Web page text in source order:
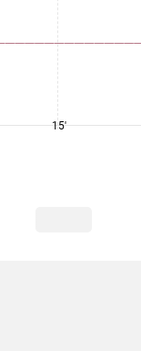
15'